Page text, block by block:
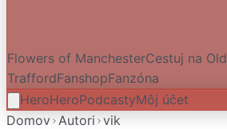
Flowers of ManchesterCestuj na Old
TraffordFanshopFanzóna
HeroHeroPodcastyMôj účet
Domov Autori vik